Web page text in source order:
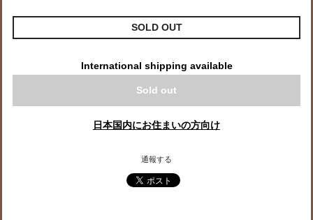
SOLD OUT
International shipping available
Sold out
日本国内にお住まいの方向け
通報する